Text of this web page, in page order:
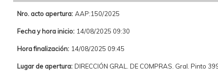
Nro. acto apertura: AAP:150/2025
Fecha y hora inicio: 14/08/2025 09:30
Hora finalización: 14/08/2025 09:45
Lugar de apertura: DIRECCIÓN GRAL. DE COMPRAS. Gral. Pinto